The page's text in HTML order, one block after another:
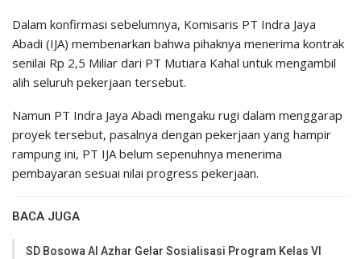
Dalam konfirmasi sebelumnya, Komisaris PT Indra Jaya
Abadi (IJA) membenarkan bahwa pihaknya menerima kontrak
senilai Rp 2,5 Miliar dari PT Mutiara Kahal untuk mengambil
alih seluruh pekerjaan tersebut.
Namun PT Indra Jaya Abadi mengaku rugi dalam menggarap
proyek tersebut, pasalnya dengan pekerjaan yang hampir
rampung ini, PT IJA belum sepenuhnya menerima
pembayaran sesuai nilai progress pekerjaan.
BACA JUGA
SD Bosowa Al Azhar Gelar Sosialisasi Program Kelas VI